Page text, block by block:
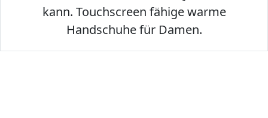
kann. Touchscreen fähige warme
Handschuhe für Damen.